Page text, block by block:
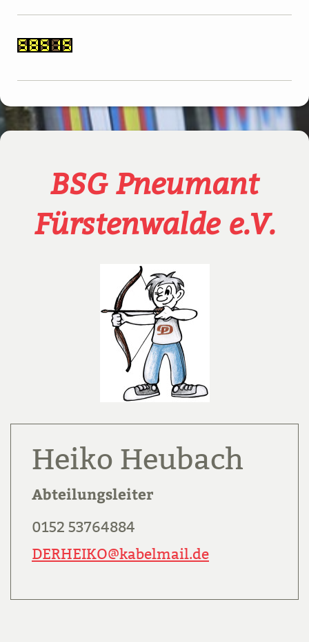
BSG Pneumant
Fürstenwalde e.V.
Heiko Heubach
Abteilungsleiter
0152 53764884
DERHEIKO@kabelmail.de